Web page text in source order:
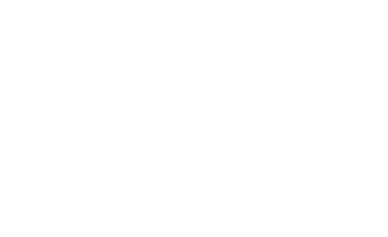
gest či potiahnutia prstom.